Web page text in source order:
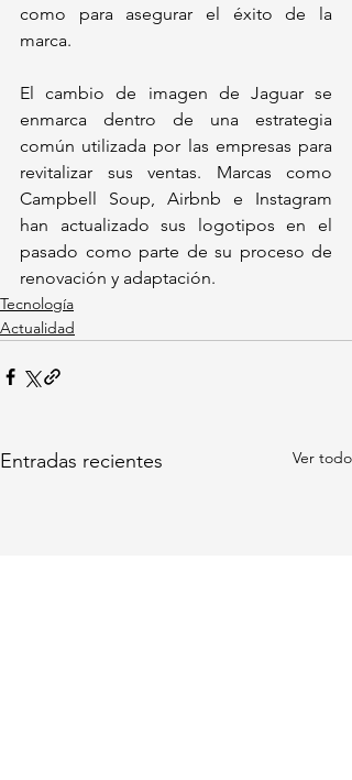
como para asegurar el éxito de la
marca.
El cambio de imagen de Jaguar se
enmarca dentro de una estrategia
común utilizada por las empresas para
revitalizar sus ventas. Marcas como
Campbell Soup, Airbnb e Instagram
han actualizado sus logotipos en el
pasado como parte de su proceso de
renovación y adaptación.
Tecnología
Actualidad
Entradas recientes Ver todo